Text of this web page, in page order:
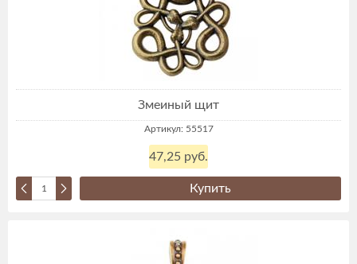
Змеиный щит
Артикул: 55517
47,25 руб.
Купить